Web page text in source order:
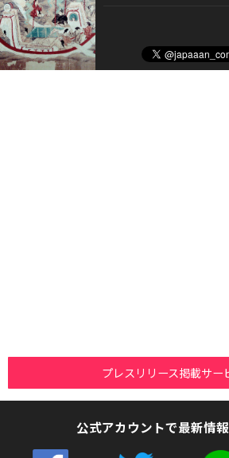
プレスリリース掲載サー
公式アカウントで最新情報